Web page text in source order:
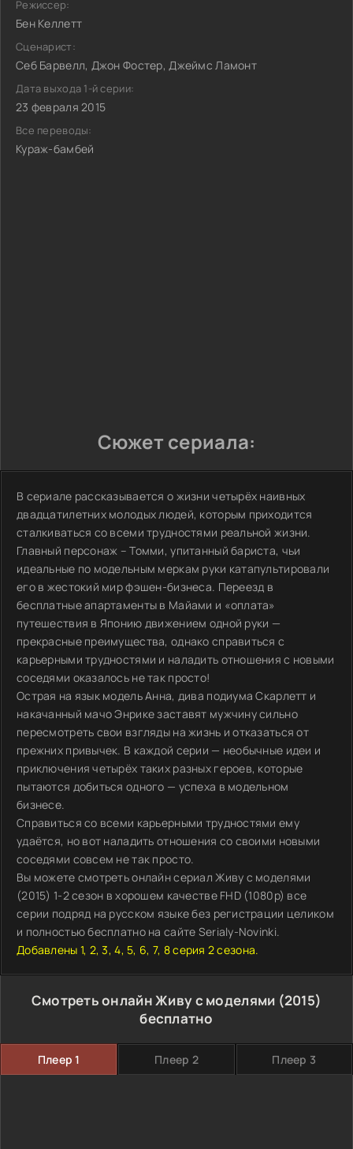
Режиссер:
Бен Келлетт
Сценарист:
Себ Барвелл, Джон Фостер, Джеймс Ламонт
Дата выхода 1-й серии:
23 февраля 2015
Все переводы:
Кураж-бамбей
Сюжет сериала:
В сериале рассказывается о жизни четырёх наивных
двадцатилетних молодых людей, которым приходится
сталкиваться со всеми трудностями реальной жизни.
Главный персонаж – Томми, упитанный бариста, чьи
идеальные по модельным меркам руки катапультировали
его в жестокий мир фэшен-бизнеса. Переезд в
бесплатные апартаменты в Майами и «оплата»
путешествия в Японию движением одной руки —
прекрасные преимущества, однако справиться с
карьерными трудностями и наладить отношения с новыми
соседями оказалось не так просто!
Острая на язык модель Анна, дива подиума Скарлетт и
накачанный мачо Энрике заставят мужчину сильно
пересмотреть свои взгляды на жизнь и отказаться от
прежних привычек. В каждой серии — необычные идеи и
приключения четырёх таких разных героев, которые
пытаются добиться одного — успеха в модельном
бизнесе.
Справиться со всеми карьерными трудностями ему
удаётся, но вот наладить отношения со своими новыми
соседями совсем не так просто.
Вы можете смотреть онлайн сериал Живу с моделями
(2015) 1-2 сезон в хорошем качестве FHD (1080p) все
серии подряд на русском языке без регистрации целиком
и полностью бесплатно на сайте Serialy-Novinki.
Добавлены 1, 2, 3, 4, 5, 6, 7, 8 серия 2 сезона.
Смотреть онлайн Живу с моделями (2015)
бесплатно
Плеер 1 Плеер 2 Плеер 3